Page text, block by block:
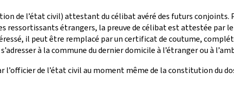
de l’état civil) attestant du célibat avéré des futurs
ressortissants étrangers, la preuve de célibat est attestée
il peut être remplacé par un certificat de coutume,
à la commune du dernier domicile à l’étranger ou à
l’officier de l’état civil au moment même de la constitution du